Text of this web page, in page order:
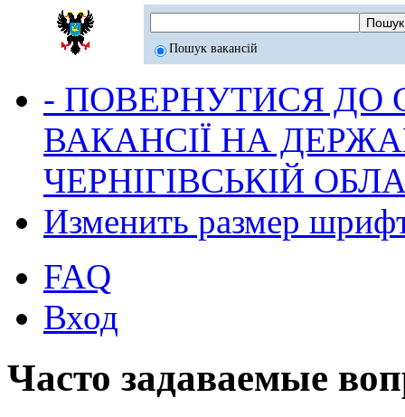
Пошук вакансій
- ПОВЕРНУТИСЯ ДО
ВАКАНСІЇ НА
ЧЕРНІГІВСЬКІЙ
Изменить размер
FAQ
Вход
Часто задаваемые